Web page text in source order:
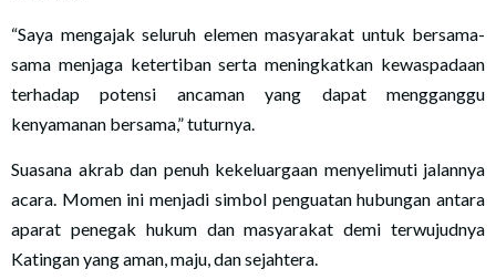
“Saya mengajak seluruh elemen masyarakat untuk bersama-
sama menjaga ketertiban serta meningkatkan kewaspadaan
terhadap potensi ancaman yang dapat mengganggu
kenyamanan bersama,” tuturnya.
Suasana akrab dan penuh kekeluargaan menyelimuti jalannya
acara. Momen ini menjadi simbol penguatan hubungan antara
aparat penegak hukum dan masyarakat demi terwujudnya
Katingan yang aman, maju, dan sejahtera.